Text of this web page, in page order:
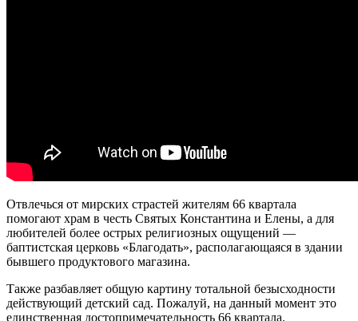
Отвлечься от мирских страстей жителям 66 квартала
помогают храм в честь Святых Константина и Елены, а для
любителей более острых религиозных ощущений —
баптистская церковь «Благодать», располагающаяся в здании
бывшего продуктового магазина.
Также разбавляет общую картину тотальной безысходности
действующий детский сад. Пожалуй, на данный момент это
единственная достопримечательность 66 квартала.